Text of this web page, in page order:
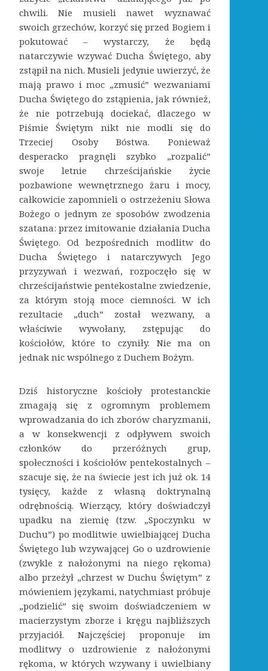
chwili. Nie musieli nawet wyznawać
swoich grzechów, korzyć się przed Bogiem i
pokutować – wystarczy, że będą
natarczywie wzywać Ducha Świętego, aby
zstąpił na nich. Musieli jedynie uwierzyć, że
mają prawo i moc „zmusić” wezwaniami
Ducha Świętego do zstąpienia, jak również,
że nie potrzebują dociekać, dlaczego w
Piśmie Świętym nikt nie modli się do
Trzeciej Osoby Bóstwa. Ponieważ
desperacko pragnęli szybko „rozpalić”
swoje letnie chrześcijańskie życie
pozbawione wewnętrznego żaru i mocy,
całkowicie zapomnieli o ostrzeżeniu Słowa
Bożego o jednym ze sposobów zwodzenia
szatana: przez imitowanie działania Ducha
Świętego. Od bezpośrednich modlitw do
Ducha Świętego i natarczywych Jego
przyzywań i wezwań, rozpoczęło się w
chrześcijaństwie pentekostalne zwiedzenie,
za którym stoją moce ciemności. W ich
rezultacie „duch” został wezwany, a
właściwie wywołany, zstępując do
kościołów, które to czyniły. Nie ma on
jednak nic wspólnego z Duchem Bożym.
Dziś historyczne kościoły protestanckie
zmagają się z ogromnym problemem
wprowadzania do ich zborów charyzmanii,
a w konsekwencji z odpływem swoich
członków do przeróżnych grup,
społeczności i kościołów pentekostalnych –
szacuje się, że na świecie jest ich już ok. 14
tysięcy, każde z własną doktrynalną
odrębnością. Wierzący, który doświadczył
upadku na ziemię (tzw. „Spoczynku w
Duchu”) po modlitwie uwielbiającej Ducha
Świętego lub wzywającej Go o uzdrowienie
(zwykle z nałożonymi na niego rękoma)
albo przeżył „chrzest w Duchu Świętym” z
mówieniem językami, natychmiast próbuje
„podzielić” się swoim doświadczeniem w
macierzystym zborze i kręgu najbliższych
przyjaciół. Najczęściej proponuje im
modlitwy o uzdrowienie z nałożonymi
rękoma, w których wzywany i uwielbiany